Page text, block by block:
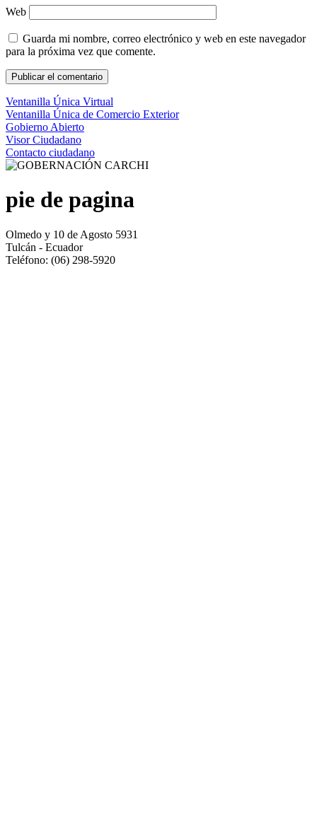
Web
Guarda mi nombre, correo electrónico y web en este navegador
para la próxima vez que comente.
Ventanilla Única Virtual
Ventanilla Única de Comercio Exterior
Gobierno Abierto
Visor Ciudadano
Contacto ciudadano
pie de pagina
Olmedo y 10 de Agosto 5931
Tulcán - Ecuador
Teléfono: (06) 298-5920